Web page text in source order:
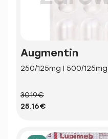
Augmentin
250/125mg | 500/
30.19€
25.16€